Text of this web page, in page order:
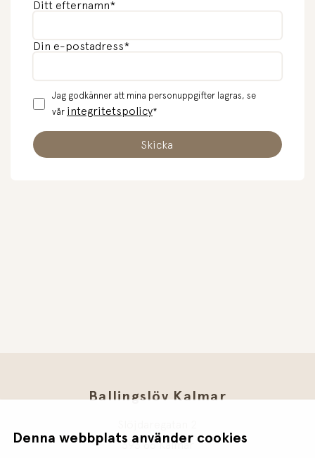
Denna webbplats använder cookies
Ditt efternamn*
Din e-postadress*
Jag godkänner att mina personuppgifter lagras, se
vår integritetspolicy*
Ballingslöv Kalmar
393 66 Kalmar